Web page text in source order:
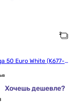
50 Euro White (K677-0
Хочешь дешевле?